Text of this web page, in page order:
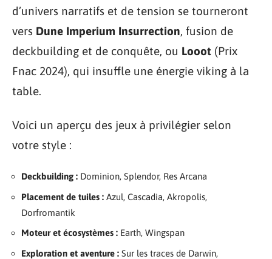
d’univers narratifs et de tension se tourneront
vers Dune Imperium Insurrection, fusion de
deckbuilding et de conquête, ou Looot (Prix
Fnac 2024), qui insuffle une énergie viking à la
table.
Voici un aperçu des jeux à privilégier selon
votre style :
Deckbuilding : Dominion, Splendor, Res Arcana
Placement de tuiles : Azul, Cascadia, Akropolis,
Dorfromantik
Moteur et écosystèmes : Earth, Wingspan
Exploration et aventure : Sur les traces de Darwin,